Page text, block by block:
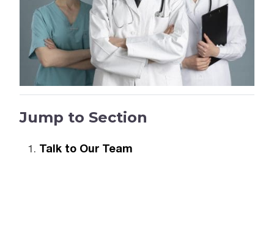
Jump to Section
Talk to Our Team